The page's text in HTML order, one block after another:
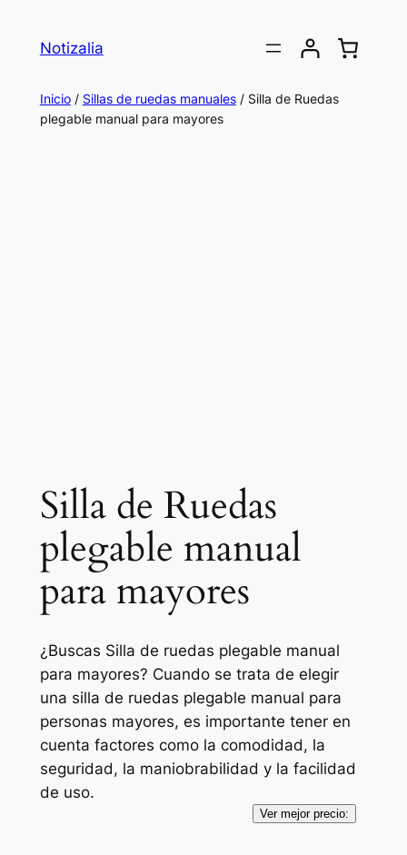
Notizalia
Inicio/ Sillas de ruedas manuales/ Silla de Ruedas
plegable manual para mayores
Silla de Ruedas
plegable manual
para mayores
¿Buscas Silla de ruedas plegable manual
para mayores? Cuando se trata de elegir
una silla de ruedas plegable manual para
personas mayores, es importante tener en
cuenta factores como la comodidad, la
seguridad, la maniobrabilidad y la facilidad
de uso.
Ver mejor precio: